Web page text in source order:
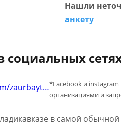
Нашли
анкету
социальных
zaurbayt…*Facebook и
организациями и
в самой